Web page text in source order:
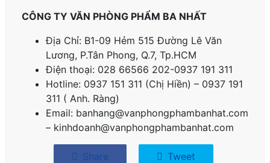
CÔNG TY VĂN PHÒNG PHẨM BA NHẤT
Địa Chỉ: B1-09 Hẻm 515 Đường Lê Văn
Lương, P.Tân Phong, Q.7, Tp.HCM
Điện thoại: 028 66566 202-0937 191 311
Hotline: 0937 151 311 (Chị Hiền) – 0937 191
311 ( Anh. Ràng)
Email: banhang@vanphongphambanhat.com
– kinhdoanh@vanphongphambanhat.com
Share Tweet